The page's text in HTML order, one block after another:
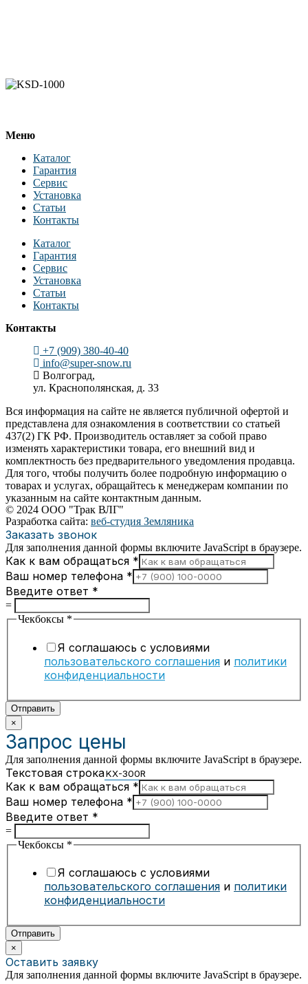
Меню
Каталог
Гарантия
Сервис
Установка
Статьи
Контакты
Каталог
Гарантия
Сервис
Установка
Статьи
Контакты
Контакты
+7 (909) 380-40-40
info@super-snow.ru
Волгоград,
ул. Краснополянская, д. 33
Вся информация на сайте не является публичной офертой и
представлена для ознакомления в соответствии со статьей
437(2) ГК РФ. Производитель оставляет за собой право
изменять характеристики товара, его внешний вид и
комплектность без предварительного уведомления продавца.
Для того, чтобы получить более подробную информацию о
товарах и услугах, обращайтесь к менеджерам компании по
указанным на сайте контактным данным.
© 2024 ООО "Трак ВЛГ"
Разработка сайта: веб-студия Земляника
Заказать звонок
Для заполнения данной формы включите JavaScript в браузере.
Как к вам обращаться *
Ваш номер телефона *
Введите ответ *
=
Чекбоксы *
Я соглашаюсь с условиями
пользовательского соглашения и политики
конфиденциальности
Отправить
×
Запрос цены
Для заполнения данной формы включите JavaScript в браузере.
Текстовая строка
Как к вам обращаться *
Ваш номер телефона *
Введите ответ *
=
Чекбоксы *
Я соглашаюсь с условиями
пользовательского соглашения и политики
конфиденциальности
Отправить
×
Оставить заявку
Для заполнения данной формы включите JavaScript в браузере.